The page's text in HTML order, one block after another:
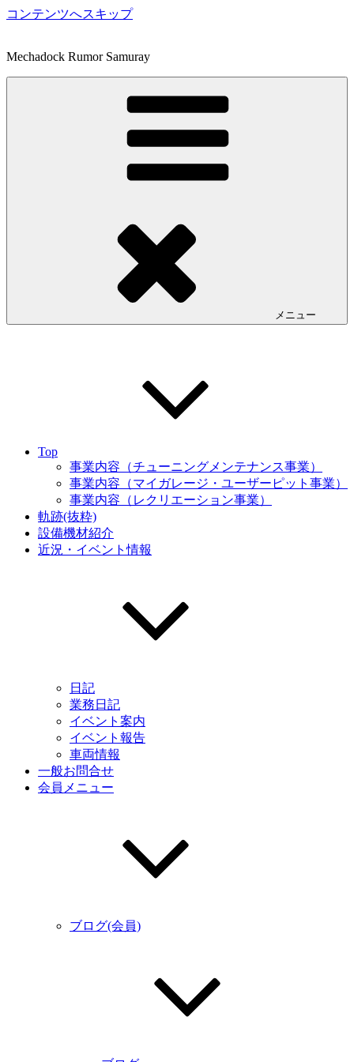
コンテンツへスキップ
Mechadock Rumor Samuray
メニュー
Top
事業内容（チューニングメンテナンス事業）
事業内容（マイガレージ・ユーザーピット事業）
事業内容（レクリエーション事業）
軌跡(抜粋)
設備機材紹介
近況・イベント情報
日記
業務日記
イベント案内
イベント報告
車両情報
一般お問合せ
会員メニュー
ブログ(会員)